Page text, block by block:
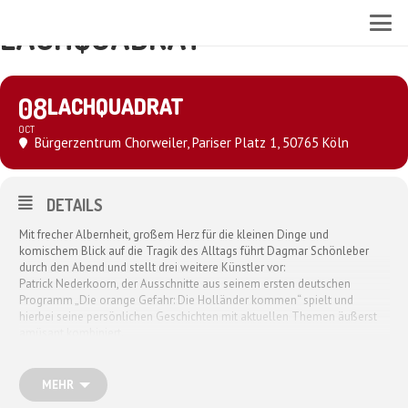
LACHQUADRAT
08
OCT
LACHQUADRAT
Bürgerzentrum Chorweiler, Pariser Platz 1, 50765 Köln
DETAILS
Mit frecher Albernheit, großem Herz für die kleinen Dinge und
komischem Blick auf die Tragik des Alltags führt Dagmar Schönleber
durch den Abend und stellt drei weitere Künstler vor:
Patrick Nederkoorn, der Ausschnitte aus seinem ersten deutschen
Programm „Die orange Gefahr: Die Holländer kommen“ spielt und
hierbei seine persönlichen Geschichten mit aktuellen Themen äußerst
humorvoll anders bringt der den Menschen „Jura light“ näher -in verbal
verpackter Meisterleistung.
Er widerlegt auf einen Schlag, dass Juristen humorlos sind.
MEHR